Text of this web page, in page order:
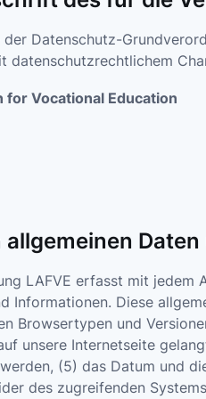
Datenschutz-
datenschutzrechtlichem
for Vocational Education
LAFVE erfasst mit jedem
Informationen. Diese
Browsertypen und
unsere Internetseite
(5) das Datum und
des zugreifenden